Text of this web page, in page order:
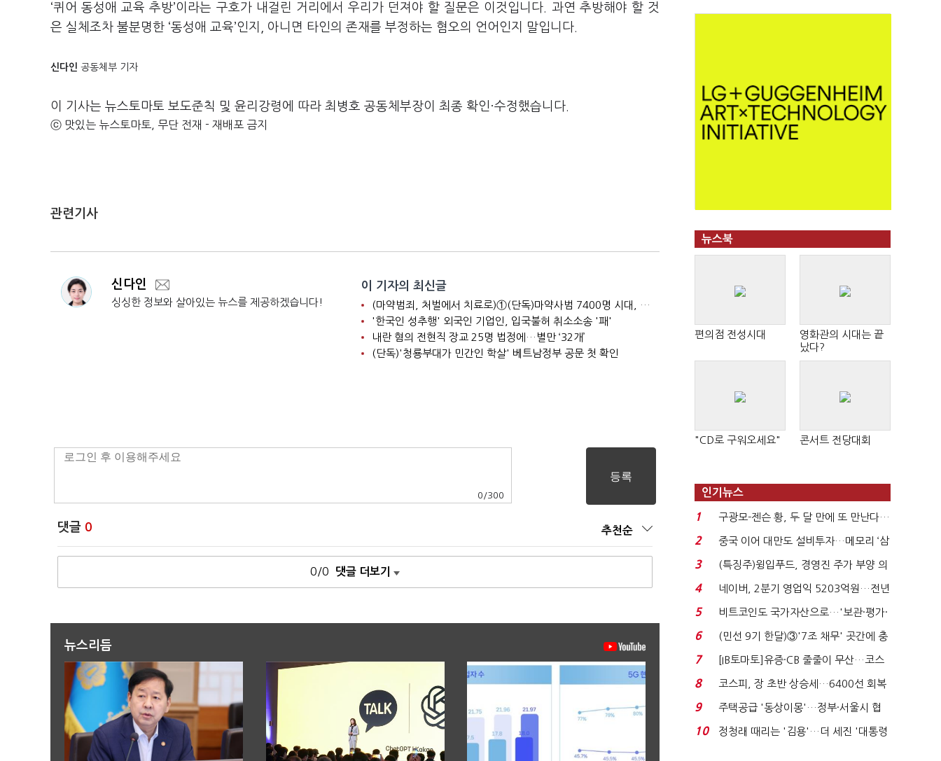
‘퀴어 동성애 교육 추방’이라는 구호가 내걸린 거리에서 우리가 던져야 할 질문은 이것입니다. 과연 추방해야 할 것
은 실체조차 불분명한 ‘동성애 교육’인지, 아니면 타인의 존재를 부정하는 혐오의 언어인지 말입니다.
신다인 공동체부 기자
이 기사는 뉴스토마토 보도준칙 및 윤리강령에 따라 최병호 공동체부장이 최종 확인·수정했습니다.
ⓒ 맛있는 뉴스토마토, 무단 전재 - 재배포 금지
관련기사
신다인
싱싱한 정보와 살아있는 뉴스를 제공하겠습니다!
이 기자의 최신글
(마약범죄, 처벌에서 치료로)①(단독)마약사범 7400명 시대, 담장 안 '치료 혁명'…광주교도소의 도전
'한국인 성추행' 외국인 기업인, 입국불허 취소소송 '패'
내란 혐의 전현직 장교 25명 법정에…별만 ‘32개’
(단독)'청룡부대가 민간인 학살' 베트남정부 공문 첫 확인
0 /300
댓글 0 추천순
0/0 댓글 더보기
뉴스리듬
뉴스북
편의점 전성시대
영화관의 시대는 끝
났다?
"CD로 구워오세요" 콘서트 전당대회
인기뉴스
1
구광모-젠슨 황, 두 달 만에 또 만난다…
로봇·AI 등 논...
2
중국 이어 대만도 설비투자…메모리 ‘삼
국전쟁’
3
(특징주)윙입푸드, 경영진 주가 부양 의
지에 상한가...
4
네이버, 2분기 영업익 5203억원…전년
비 0.2% 감소...
5
비트코인도 국가자산으로…'보관·평가·
처분' 기준은 ...
6
(민선 9기 한달)③'7조 채무' 곳간에 충
격…추미애, 20년...
7
[IB토마토]유증·CB 줄줄이 무산…코스
닥 벌점 급증에 ...
8
코스피, 장 초반 상승세…6400선 회복
시도
9
주택공급 '동상이몽'…정부·서울시 협
력 없으면 '공수표'...
10
정청래 때리는 '김용'…더 세진 '대통령